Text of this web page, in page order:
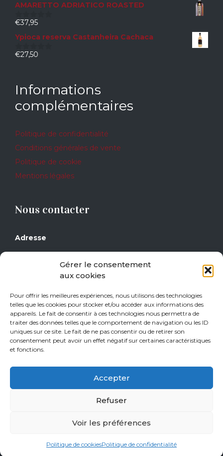
Gérer le consentement
aux cookies
Pour offrir les meilleures expériences, nous utilisons des technologies
telles que les cookies pour stocker et/ou accéder aux informations des
appareils. Le fait de consentir à ces technologies nous permettra de
traiter des données telles que le comportement de navigation ou les ID
uniques sur ce site. Le fait de ne pas consentir ou de retirer son
consentement peut avoir un effet négatif sur certaines caractéristiques
et fonctions.
Accepter
Refuser
Voir les préférences
Politique de cookiesPolitique de confidentialité
5
AMARETTO ADRIATICO ROASTED
0
5
€37,95
Ypioca reserva Castanheira Cachaca
0
€27,50
Informations
complémentaires
Politique de confidentialité
Conditions générales de vente
Politique de cookie
Mentions légales
Nous contacter
Adresse
0477/29 16 14
0471/21 01 08
Heures d’ouverture
Samedi de 10h à 18h
Sur rendez-vous tous les autres jours.
© 2026 L'Esprit du Vin | Réalisé parPRISM